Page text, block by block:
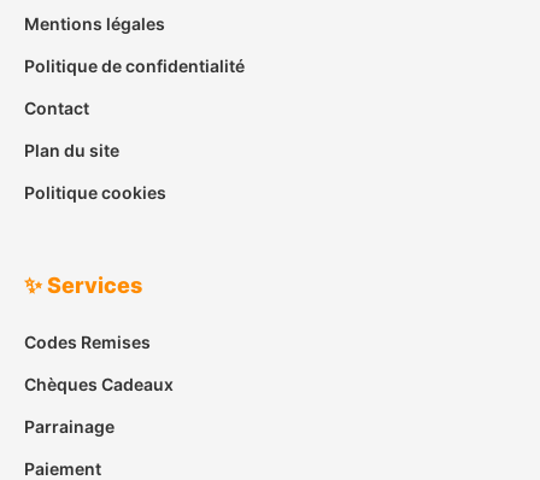
Mentions légales
Politique de confidentialité
Contact
Plan du site
Politique cookies
✨ Services
Codes Remises
Chèques Cadeaux
Parrainage
Paiement